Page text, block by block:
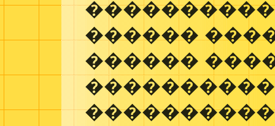
������
������